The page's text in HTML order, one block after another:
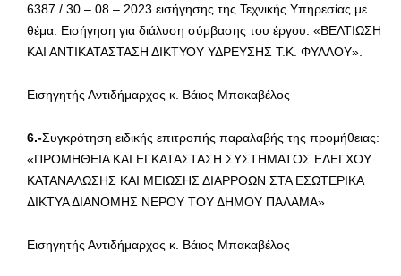
6387 / 30 – 08 – 2023 εισήγησης της Τεχνικής Υπηρεσίας με
θέμα: Εισήγηση για διάλυση σύμβασης του έργου: «ΒΕΛΤΙΩΣΗ
ΚΑΙ ΑΝΤΙΚΑΤΑΣΤΑΣΗ ΔΙΚΤΥΟΥ ΥΔΡΕΥΣΗΣ Τ.Κ. ΦΥΛΛΟΥ».
Εισηγητής Αντιδήμαρχος κ. Βάιος Μπακαβέλος
6.-Συγκρότηση ειδικής επιτροπής παραλαβής της προμήθειας:
«ΠΡΟΜΗΘΕΙΑ ΚΑΙ ΕΓΚΑΤΑΣΤΑΣΗ ΣΥΣΤΗΜΑΤΟΣ ΕΛΕΓΧΟΥ
ΚΑΤΑΝΑΛΩΣΗΣ ΚΑΙ ΜΕΙΩΣΗΣ ΔΙΑΡΡΟΩΝ ΣΤΑ ΕΣΩΤΕΡΙΚΑ
ΔΙΚΤΥΑ ΔΙΑΝΟΜΗΣ ΝΕΡΟΥ ΤΟΥ ΔΗΜΟΥ ΠΑΛΑΜΑ»
Εισηγητής Αντιδήμαρχος κ. Βάιος Μπακαβέλος